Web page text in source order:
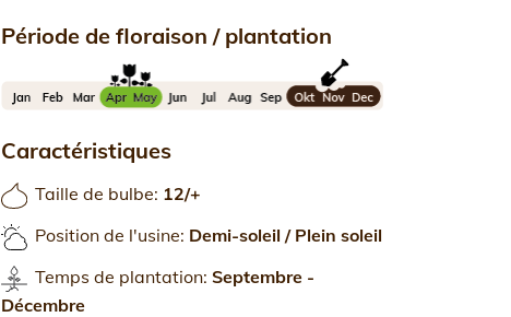
Période de floraison / plantation
Caractéristiques
Taille de bulbe: 12/+
Position de l'usine: Demi-soleil / Plein soleil
Temps de plantation: Septembre -
Décembre